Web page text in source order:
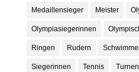
Medaillensieger Meister
Olympiasiegerinnen
Ringen Rudern
Siegerinnen Tennis Turnen